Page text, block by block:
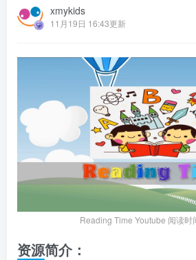
xmykids
11月19日 16:43更新
Reading Time Youtube 阅读时
资源简介：